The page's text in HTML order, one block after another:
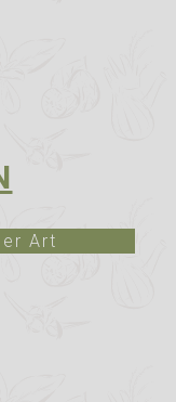
Art